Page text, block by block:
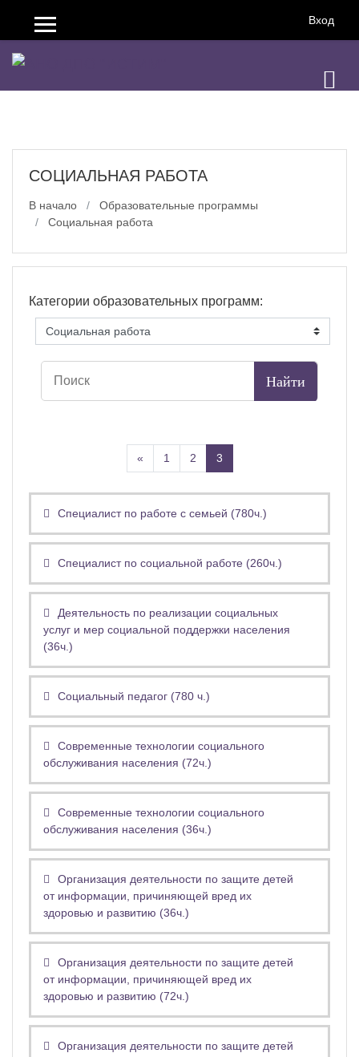
Боковая панель Вход
СОЦИАЛЬНАЯ РАБОТА
В начало
Образовательные программы
Социальная работа
Категории образовательных программ:
«Назад
1 2 3(текущая)
Специалист по работе с семьей (780ч.)
Специалист по социальной работе (260ч.)
Деятельность по реализации социальных
услуг и мер социальной поддержки населения
(36ч.)
Социальный педагог (780 ч.)
Современные технологии социального
обслуживания населения (72ч.)
Современные технологии социального
обслуживания населения (36ч.)
Организация деятельности по защите детей
от информации, причиняющей вред их
здоровью и развитию (36ч.)
Организация деятельности по защите детей
от информации, причиняющей вред их
здоровью и развитию (72ч.)
Организация деятельности по защите детей